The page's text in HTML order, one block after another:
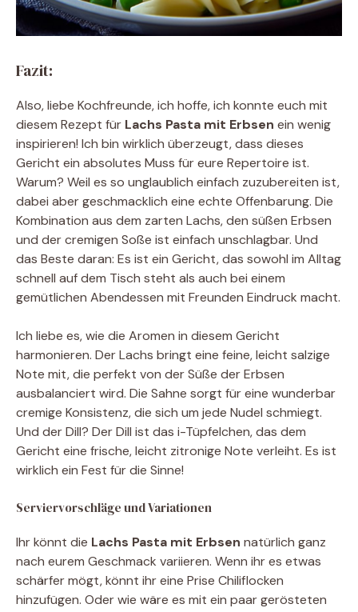
Fazit:
Also, liebe Kochfreunde, ich hoffe, ich konnte euch mit
diesem Rezept für Lachs Pasta mit Erbsen ein wenig
inspirieren! Ich bin wirklich überzeugt, dass dieses
Gericht ein absolutes Muss für eure Repertoire ist.
Warum? Weil es so unglaublich einfach zuzubereiten ist,
dabei aber geschmacklich eine echte Offenbarung. Die
Kombination aus dem zarten Lachs, den süßen Erbsen
und der cremigen Soße ist einfach unschlagbar. Und
das Beste daran: Es ist ein Gericht, das sowohl im Alltag
schnell auf dem Tisch steht als auch bei einem
gemütlichen Abendessen mit Freunden Eindruck macht.
Ich liebe es, wie die Aromen in diesem Gericht
harmonieren. Der Lachs bringt eine feine, leicht salzige
Note mit, die perfekt von der Süße der Erbsen
ausbalanciert wird. Die Sahne sorgt für eine wunderbar
cremige Konsistenz, die sich um jede Nudel schmiegt.
Und der Dill? Der Dill ist das i-Tüpfelchen, das dem
Gericht eine frische, leicht zitronige Note verleiht. Es ist
wirklich ein Fest für die Sinne!
Serviervorschläge und Variationen
Ihr könnt die Lachs Pasta mit Erbsen natürlich ganz
nach eurem Geschmack variieren. Wenn ihr es etwas
schärfer mögt, könnt ihr eine Prise Chiliflocken
hinzufügen. Oder wie wäre es mit ein paar gerösteten